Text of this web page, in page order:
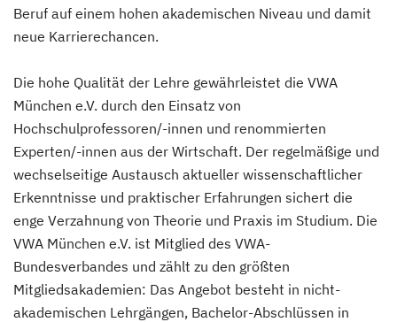
Beruf auf einem hohen akademischen Niveau und damit
neue Karrierechancen.
Die hohe Qualität der Lehre gewährleistet die VWA
München e.V. durch den Einsatz von
Hochschulprofessoren/-innen und renommierten
Experten/-innen aus der Wirtschaft. Der regelmäßige und
wechselseitige Austausch aktueller wissenschaftlicher
Erkenntnisse und praktischer Erfahrungen sichert die
enge Verzahnung von Theorie und Praxis im Studium. Die
VWA München e.V. ist Mitglied des VWA-
Bundesverbandes und zählt zu den größten
Mitgliedsakademien: Das Angebot besteht in nicht-
akademischen Lehrgängen, Bachelor-Abschlüssen in